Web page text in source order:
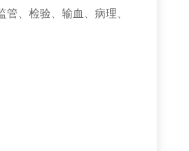
、检验、输血、病理、